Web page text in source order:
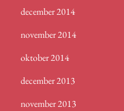
december 2014
november 2014
oktober 2014
december 2013
november 2013